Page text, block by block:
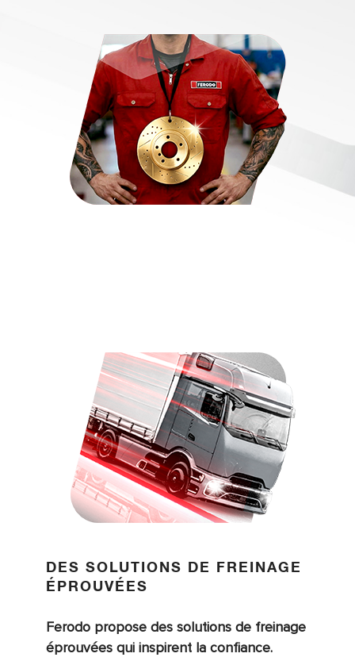
DES SOLUTIONS DE FREINAGE
ÉPROUVÉES
Ferodo propose des solutions de freinage
éprouvées qui inspirent la confiance.